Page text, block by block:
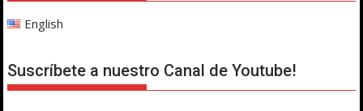
English
Suscríbete a nuestro Canal de Youtube!